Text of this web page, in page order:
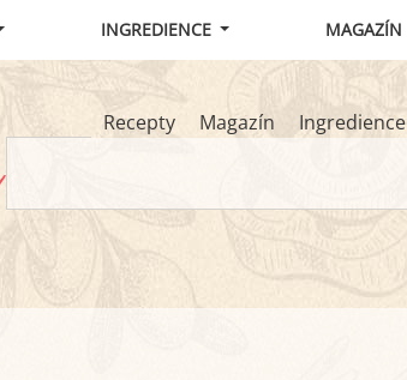
INGREDIENCE MAGAZÍN
Recepty Magazín
Ingredience